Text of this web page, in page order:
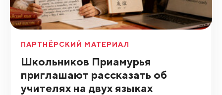
ПАРТНЁРСКИЙ МАТЕРИАЛ
Школьников Приамурья
приглашают рассказать об
учителях на двух языках